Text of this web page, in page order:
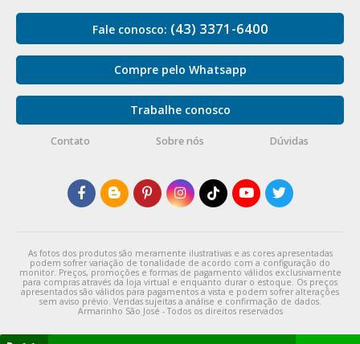
Fale conosco: (43) 3371-6400
Compre pelo Whatsapp
Trabalhe conosco
Contato Sobre nós Dúvidas
As fotos dos produtos são meramente ilustrativas e as cores apresentadas
podem sofrer variação de tonalidade de acordo com a configuração do
monitor. Preços, promoções e formas de pagamento válidos exclusivamente
para compras através da loja virtual e enquanto durar o estoque. Os preços
apresentados são válidos para pagamentos a vista e podem sofrer alterações
sem aviso prévio. Vendas sujeitas a análise e confirmação de dados.
Armarinho São José - Todos os direitos reservados